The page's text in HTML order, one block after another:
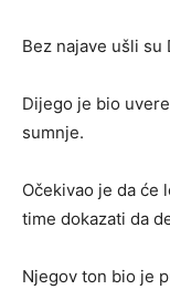
Bez najave ušli su
Dijego je bio
sumnje.
Očekivao je da će
time dokazati da
Njegov ton bio je